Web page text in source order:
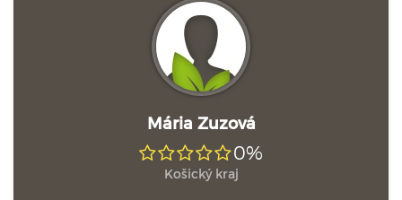
Mária Zuzová
0%
Košický kraj